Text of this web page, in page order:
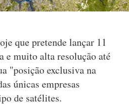
que pretende lançar 11
e muito alta resolução até
"posição exclusiva na
únicas empresas
de satélites.